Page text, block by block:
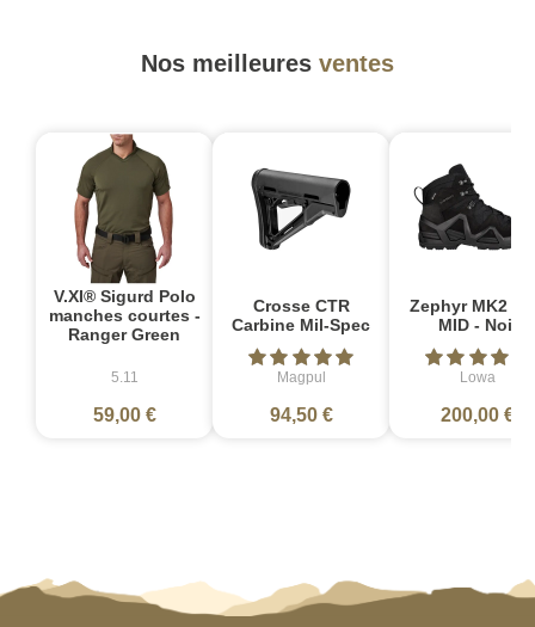
Nos meilleures ventes
V.XI® Sigurd Polo
manches courtes -
Ranger Green
5.11
59,00 €
Crosse CTR
Carbine Mil-Spec
Magpul
94,50 €
Zephyr MK2
MID - Noir
Lowa
200,00 €